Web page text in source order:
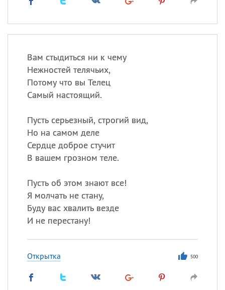
Вам стыдиться ни к чему
Нежностей телячьих,
Потому что вы Телец
Самый настоящий.
Пусть серьезный, строгий вид,
Но на самом деле
Сердце доброе стучит
В вашем грозном теле.
Пусть об этом знают все!
Я молчать не стану,
Буду вас хвалить везде
И не перестану!
Открытка 500